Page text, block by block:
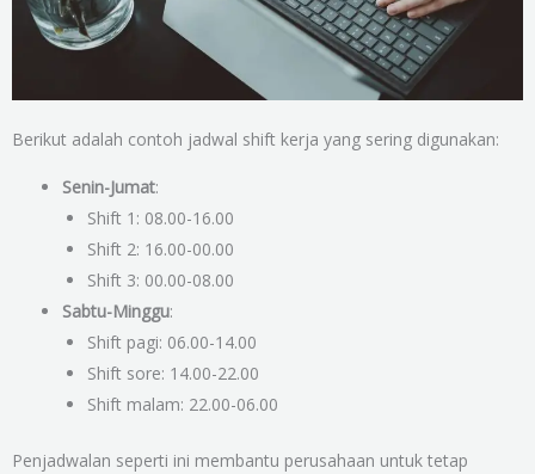
Berikut adalah contoh jadwal shift kerja yang sering digunakan:
Senin-Jumat:
Shift 1: 08.00-16.00
Shift 2: 16.00-00.00
Shift 3: 00.00-08.00
Sabtu-Minggu:
Shift pagi: 06.00-14.00
Shift sore: 14.00-22.00
Shift malam: 22.00-06.00
Penjadwalan seperti ini membantu perusahaan untuk tetap